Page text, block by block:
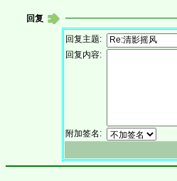
回复
回复主题:
回复内容:
附加签名: